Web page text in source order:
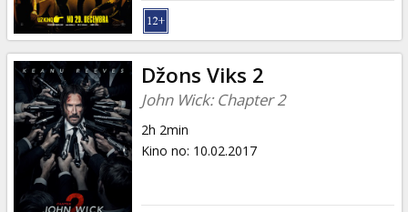
Džons Viks 2
John Wick: Chapter 2
2h 2min
Kino no: 10.02.2017